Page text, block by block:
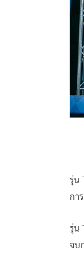
รุ่น
กา
รุ่น
จบ